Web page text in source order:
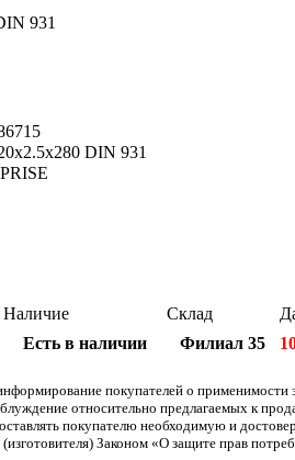
931
DIN 931
Наличие Склад
Есть в наличии Филиал 35
покупателей о применимости
относительно предлагаемых к
покупателю необходимую и
Законом «О защите прав